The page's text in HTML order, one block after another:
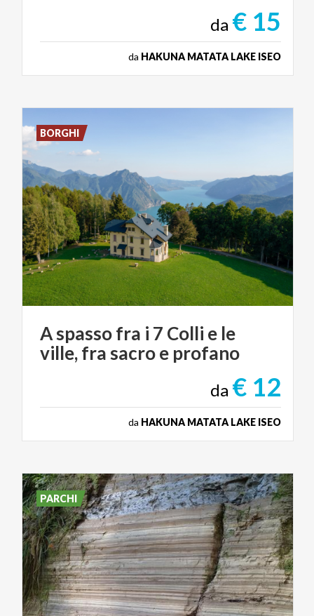
da € 15
da HAKUNA MATATA LAKE ISEO
Aspassofra i 7 Colli e le
ville,fra sacroe profano
da € 12
da HAKUNA MATATA LAKE ISEO
BORGHI
PARCHI